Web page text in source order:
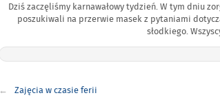
Dziś zaczęliśmy karnawałowy tydzień. W tym dniu
poszukiwali na przerwie masek z pytaniami
słodkiego.
wpisu
Zajęcia w czasie ferii